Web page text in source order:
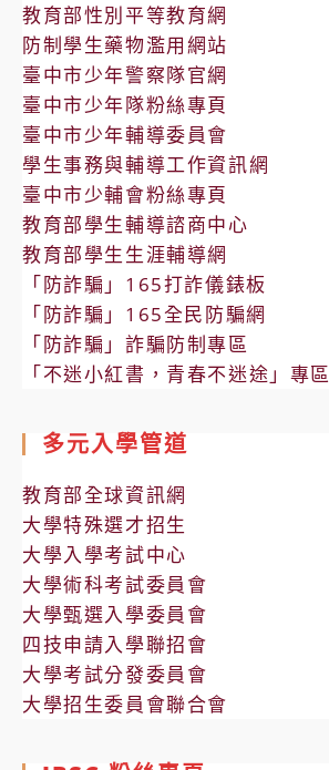
教育部性別平等教育網
防制學生藥物濫用網站
臺中市少年警察隊官網
臺中市少年隊粉絲專頁
臺中市少年輔導委員會
學生事務與輔導工作資訊網
臺中市少輔會粉絲專頁
教育部學生輔導諮商中心
教育部學生生涯輔導網
「防詐騙」165打詐儀錶板
「防詐騙」165全民防騙網
「防詐騙」詐騙防制專區
「不迷小紅書，青春不迷途」專區
多元入學管道
教育部全球資訊網
大學特殊選才招生
大學入學考試中心
大學術科考試委員會
大學甄選入學委員會
四技申請入學聯招會
大學考試分發委員會
大學招生委員會聯合會